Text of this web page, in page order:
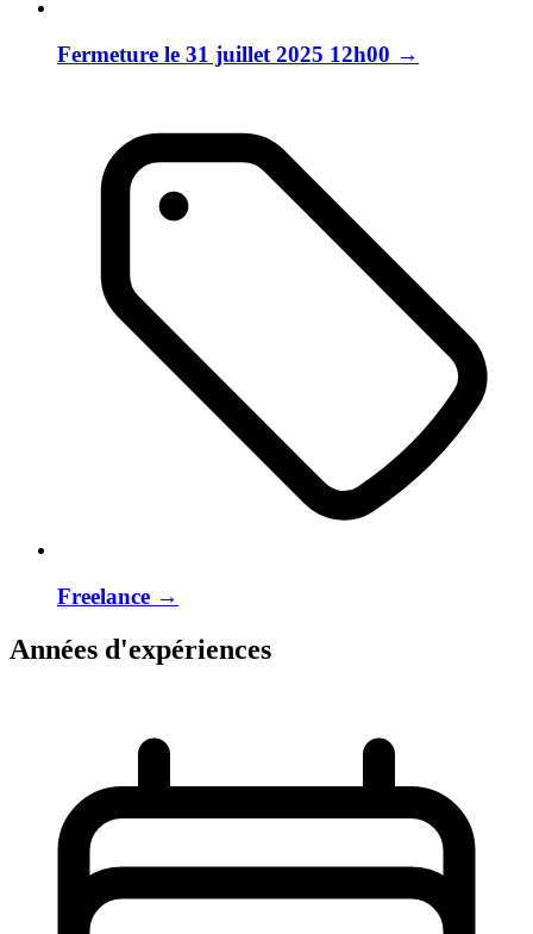
Fermeture le 31 juillet 2025 12h00 →
Freelance →
Années d'expériences